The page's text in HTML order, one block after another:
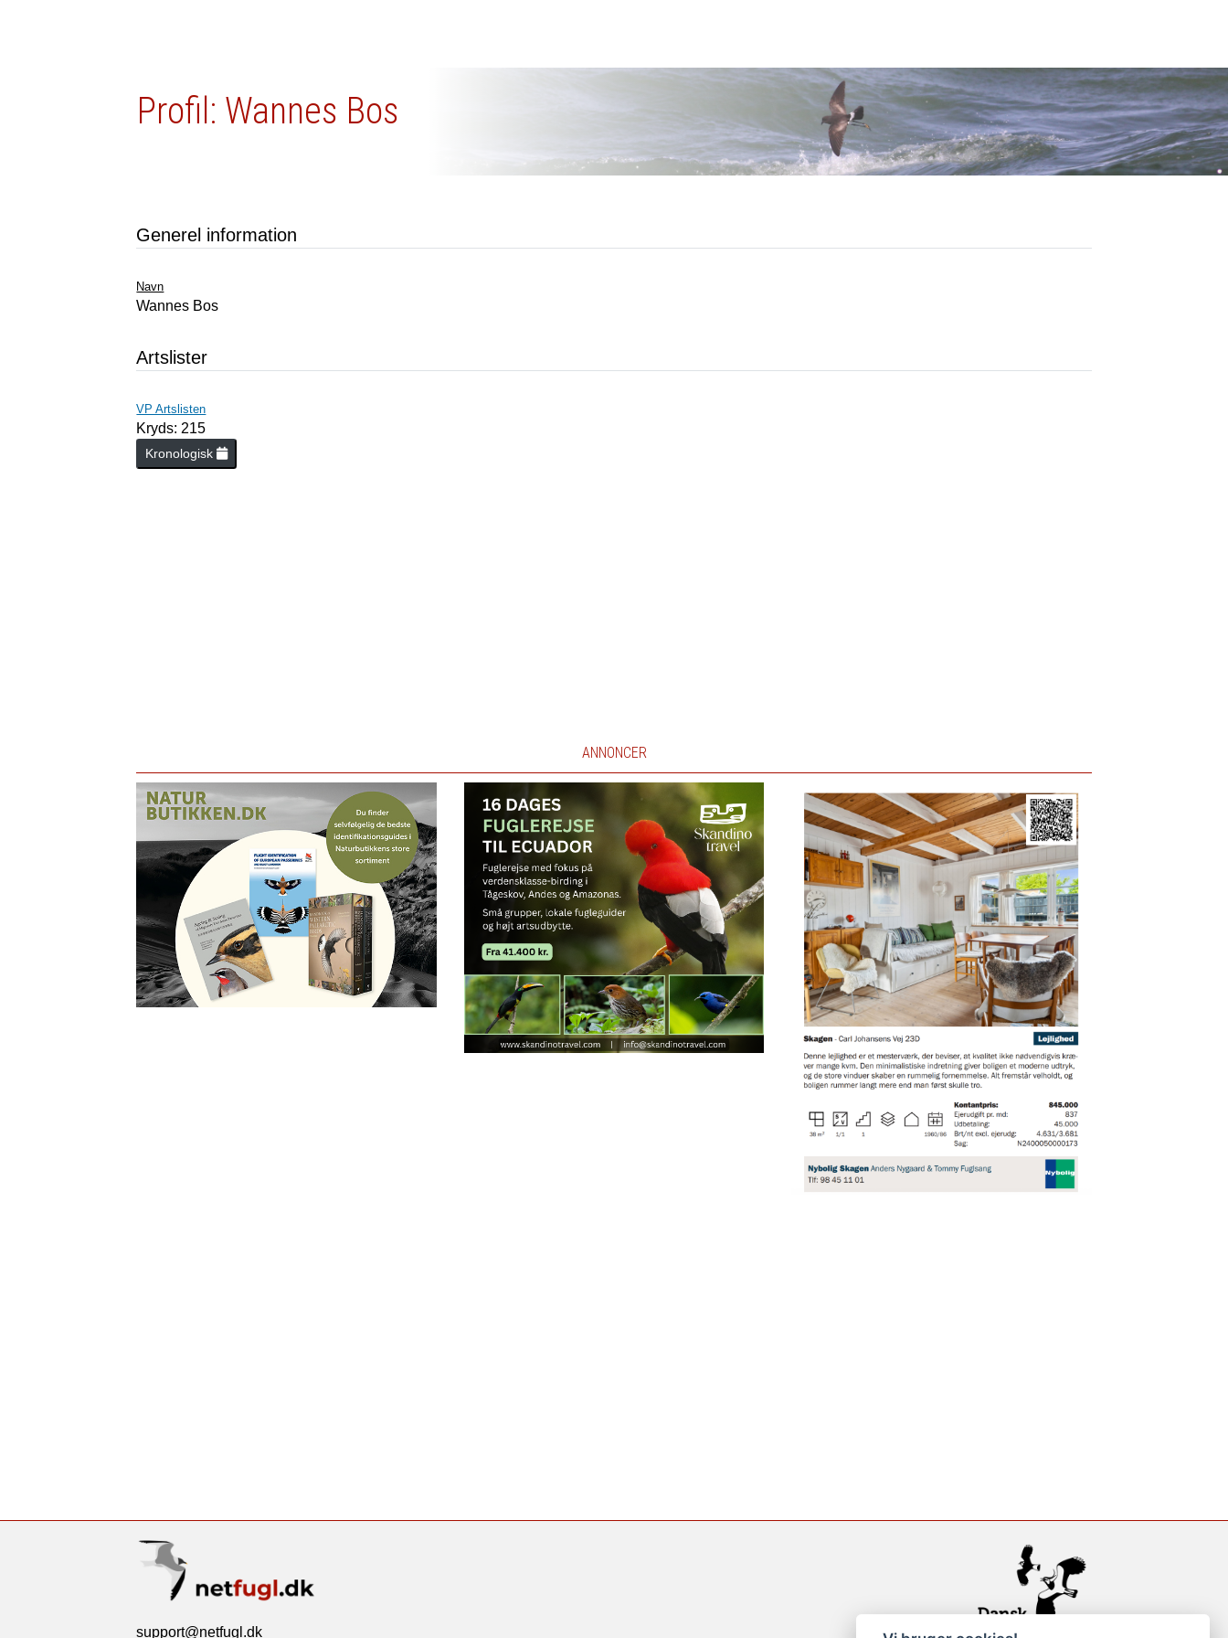
Profil: Wannes Bos
Generel information
Navn
Wannes Bos
Artslister
VP Artslisten
Kryds: 215
Kronologisk
ANNONCER
support@netfugl.dk